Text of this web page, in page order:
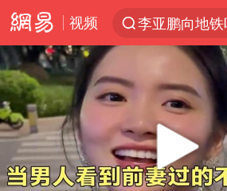
视频
服务提质，内
官方通报传
米兰1-1国米
台风白海豚或